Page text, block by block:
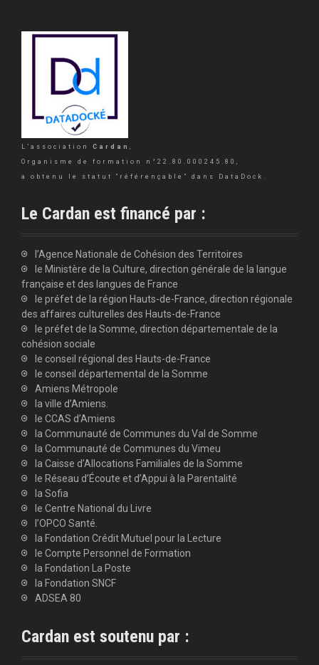
L’association Cardan ,
Organisme de formation n°22.80.000245.80,
a obtenu le statut “référençable” dans DataDock.
Le Cardan est financé par :
l’Agence Nationale de Cohésion des Territoires
le Ministère de la Culture, direction générale de la langue
française et des langues de France
le préfet de la région Hauts-de-France, direction régionale
des affaires culturelles des Hauts-de-France
le préfet de la Somme, direction départementale de la
cohésion sociale
le conseil régional des Hauts-de-France
le conseil départemental de la Somme
Amiens Métropole
la ville d’Amiens.
le CCAS d’Amiens
la Communauté de Communes du Val de Somme
la Communauté de Communes du Vimeu
la Caisse d’Allocations Familiales de la Somme
le Réseau d’Écoute et d’Appui à la Parentalité
la Sofia
le Centre National du Livre
l’OPCO Santé.
la Fondation Crédit Mutuel pour la Lecture
le Compte Personnel de Formation
la Fondation La Poste
la Fondation SNCF
ADSEA 80
Cardan est soutenu par :